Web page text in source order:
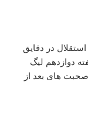
در دقایق
دوازدهم لیگ
های بعد از